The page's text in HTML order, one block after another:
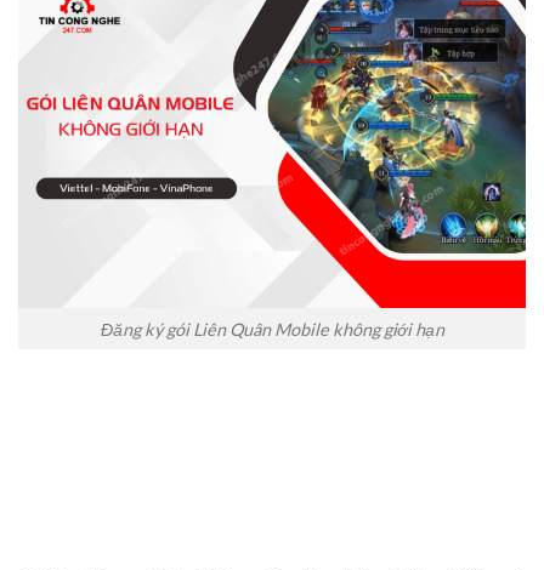
Đăng ký gói Liên Quân Mobile không giới hạn